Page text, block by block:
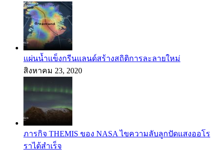
แผ่นน้ำแข็งกรีนแลนด์สร้างสถิติการละลายใหม่
สิงหาคม 23, 2020
ภารกิจ THEMIS ของ NASA ไขความลับลูกปัดแสงออโร
ราได้สำเร็จ